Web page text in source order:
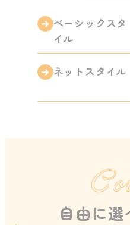
ベーシックスタ
イル
ネットスタイル
自由に